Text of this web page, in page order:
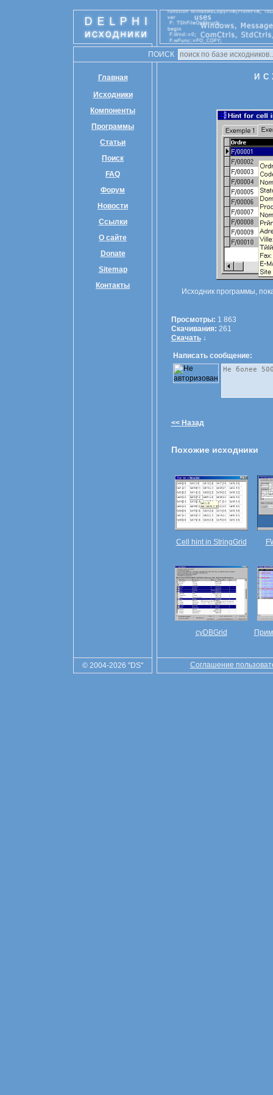
ПОИСК
Исходник программы,
Просмотры: 1 863
Скачивания: 261
Скачать↓
Написать сообщение:
<< Назад
Похожие исходники
Cell hint in StringGrid
cyDBGrid
Главная
Исходники
Компоненты
Программы
Статьи
Поиск
FAQ
Форум
Новости
Ссылки
О сайте
Donate
Sitemap
Контакты
© 2004-2026 "DS" Соглашение